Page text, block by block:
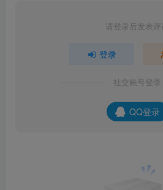
请登录后发表评
登录
社交账号登录
QQ登录